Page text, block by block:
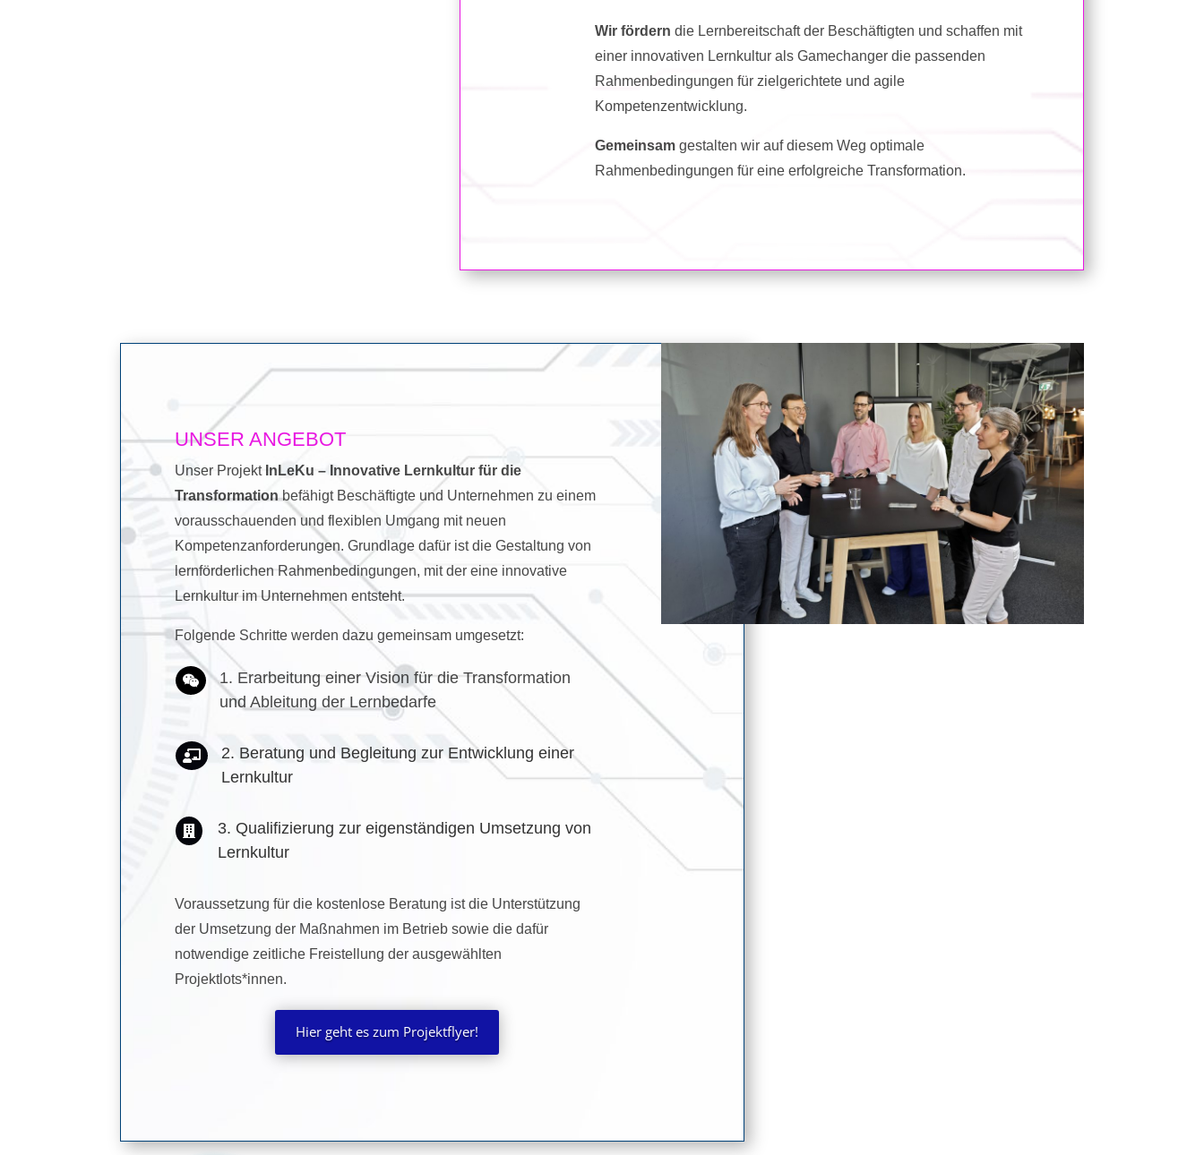
Wir fördern die Lernbereitschaft der Beschäftigten und schaffen mit
einer innovativen Lernkultur als Gamechanger die passenden
Rahmenbedingungen für zielgerichtete und agile
Kompetenzentwicklung.
Gemeinsam gestalten wir auf diesem Weg optimale
Rahmenbedingungen für eine erfolgreiche Transformation.
UNSER ANGEBOT
Unser Projekt InLeKu – Innovative Lernkultur für die
Transformationbefähigt Beschäftigte und Unternehmen zu einem
vorausschauenden und flexiblen Umgang mit neuen
Kompetenzanforderungen. Grundlage dafür ist die Gestaltung von
lernförderlichen Rahmenbedingungen, mit der eine innovative
Lernkultur im Unternehmen entsteht.
Folgende Schritte werden dazu gemeinsam umgesetzt:

1. Erarbeitung einer Vision für die Transformation
und Ableitung der Lernbedarfe

2. Beratung und Begleitung zur Entwicklung einer
Lernkultur

3. Qualifizierung zur eigenständigen Umsetzung von
Lernkultur
Voraussetzung für die kostenlose Beratung ist die Unterstützung
der Umsetzung der Maßnahmen im Betrieb sowie die dafür
notwendige zeitliche Freistellung der ausgewählten
Projektlots*innen.
Hier geht es zum Projektflyer!